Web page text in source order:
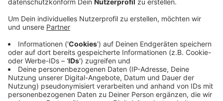
Region: Die vier Männer sollen versucht haben, in
Witten, Herdecke, Dortmund, Hagen und Wuppertal
Geldautomaten zu sprengen. Geld haben sie dabei
nicht erbeutet, es entstand aber hoher Sachschaden.
Auf die Spur kamen die Ermittler der Bande nach
einem Sprengversuch mit Benzin in Hagen-Dahl im
vergangenen Mai. Auf der Flucht ließen die Kriminellen
Teile ihrer Kleidung und zwei gestohlene Kennzeichen